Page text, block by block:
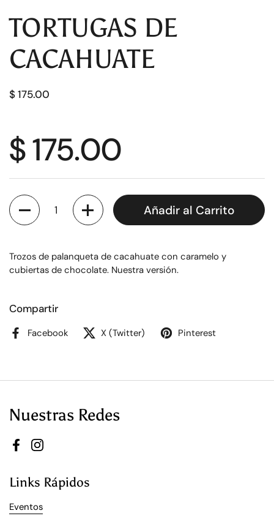
TORTUGAS DE
CACAHUATE
$ 175.00
$ 175.00
Cantidad
Añadir al Carrito
Trozos de palanqueta de cacahuate con caramelo y
cubiertas de chocolate. Nuestra versión.
Compartir
Facebook X (Twitter) Pinterest
Nuestras Redes
FacebookInstagram
Links Rápidos
Eventos